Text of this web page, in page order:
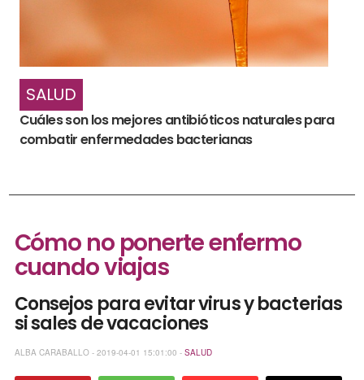
SALUD
Cuáles son los mejores antibióticos naturales para
combatir enfermedades bacterianas
Cómo no ponerte enfermo
cuando viajas
Consejos para evitar virus y bacterias
si sales de vacaciones
ALBA CARABALLO - 2019-04-01 15:01:00 - SALUD